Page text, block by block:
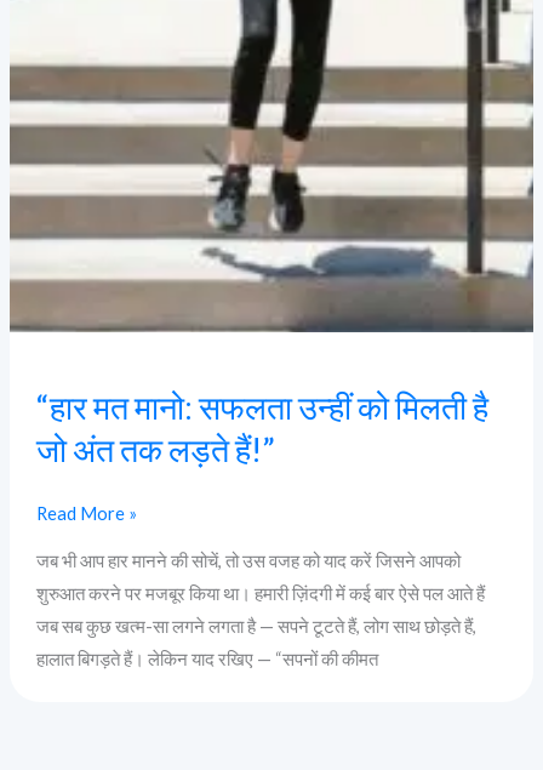
“हार मत मानो: सफलता उन्हीं को मिलती है
जो अंत तक लड़ते हैं!”
Read More »
जब भी आप हार मानने की सोचें, तो उस वजह को याद करें जिसने आपको
शुरुआत करने पर मजबूर किया था। हमारी ज़िंदगी में कई बार ऐसे पल आते हैं
जब सब कुछ खत्म-सा लगने लगता है — सपने टूटते हैं, लोग साथ छोड़ते हैं,
हालात बिगड़ते हैं। लेकिन याद रखिए — “सपनों की कीमत